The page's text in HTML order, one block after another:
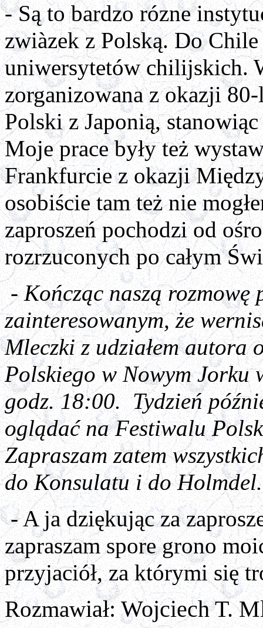
- Są to bardzo rózne
zwiàzek z Polską. Do Chile
uniwersytetów chilijskich.
zorganizowana z okazji
Polski z Japonią,
Moje prace były też
Frankfurcie z okazji
osobiście tam też nie
zaproszeń pochodzi od
rozrzuconych po całym
- Kończąc naszą rozmowę
zainteresowanym, że
Mleczki z udziałem autora
Polskiego w Nowym Jorku
godz. 18:00. Tydzień
oglądać na Festiwalu
Zapraszam zatem
do Konsulatu i do Holmdel.
- A ja dziękując za
zapraszam spore grono
przyjaciół, za którymi się
Rozmawiał: Wojciech T.